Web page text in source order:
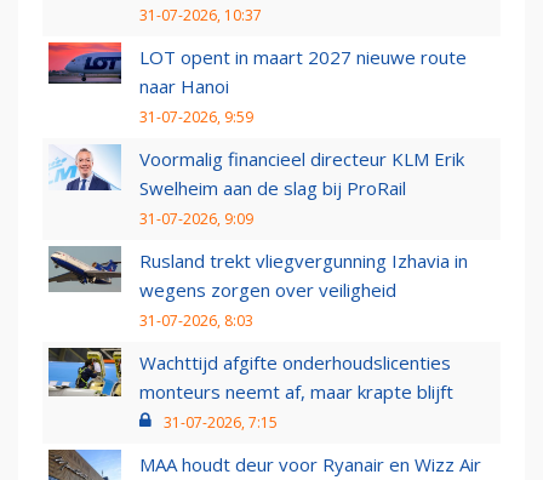
31-07-2026, 10:37
LOT opent in maart 2027 nieuwe route
naar Hanoi
31-07-2026, 9:59
Voormalig financieel directeur KLM Erik
Swelheim aan de slag bij ProRail
31-07-2026, 9:09
Rusland trekt vliegvergunning Izhavia in
wegens zorgen over veiligheid
31-07-2026, 8:03
Wachttijd afgifte onderhoudslicenties
monteurs neemt af, maar krapte blijft
31-07-2026, 7:15
MAA houdt deur voor Ryanair en Wizz Air